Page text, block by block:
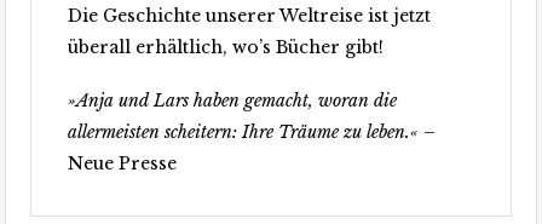
Die Geschichte unserer Weltreise ist jetzt
überall erhältlich, wo’s Bücher gibt!
»Anja und Lars haben gemacht, woran die
allermeisten scheitern: Ihre Träume zu leben.« –
Neue Presse